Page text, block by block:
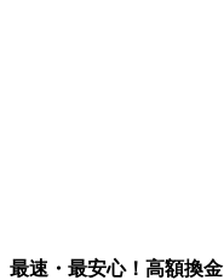
最速・最安心！高額換